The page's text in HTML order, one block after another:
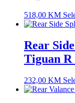
518,00 KM
Rear
Tiguan
232,00 KM